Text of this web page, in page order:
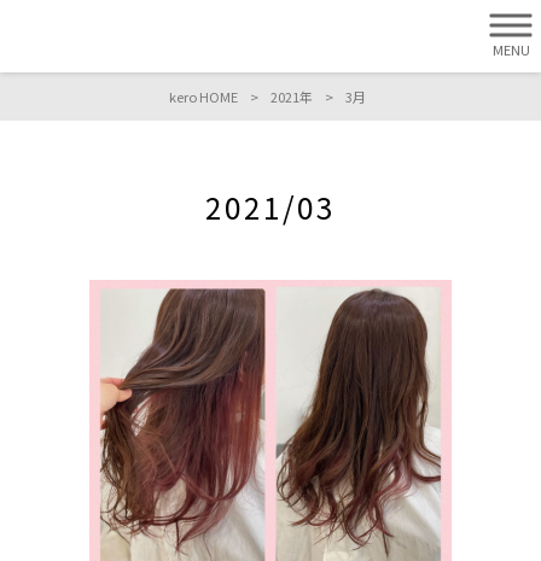
MENU
kero HOME > 2021年 > 3月
2021/03